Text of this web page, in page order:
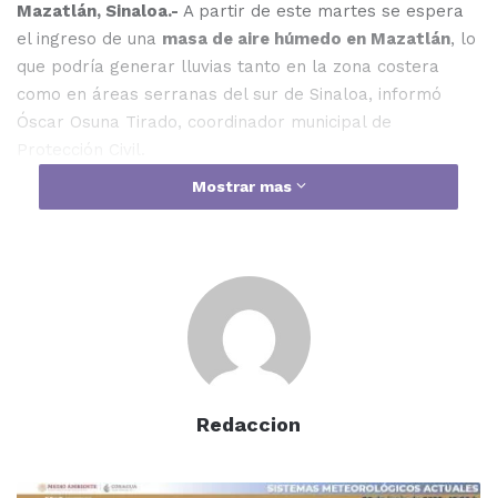
Mazatlán, Sinaloa.- A partir de este martes se espera
el ingreso de una masa de aire húmedo en Mazatlán, lo
que podría generar lluvias tanto en la zona costera
como en áreas serranas del sur de Sinaloa, informó
Óscar Osuna Tirado, coordinador municipal de
El funcionario detalló que, aunque los huracanes
no representan riesgo para el estado. No obstante,
aseguró que se mantiene el monitoreo constante ante
cualquier cambio en su trayectoria.
precipitaciones en Mazatlán y municipios cercanos”,
modificación en los modelos climáticos se actuaría de
Mostrar mas
Redaccion
Sinaloa